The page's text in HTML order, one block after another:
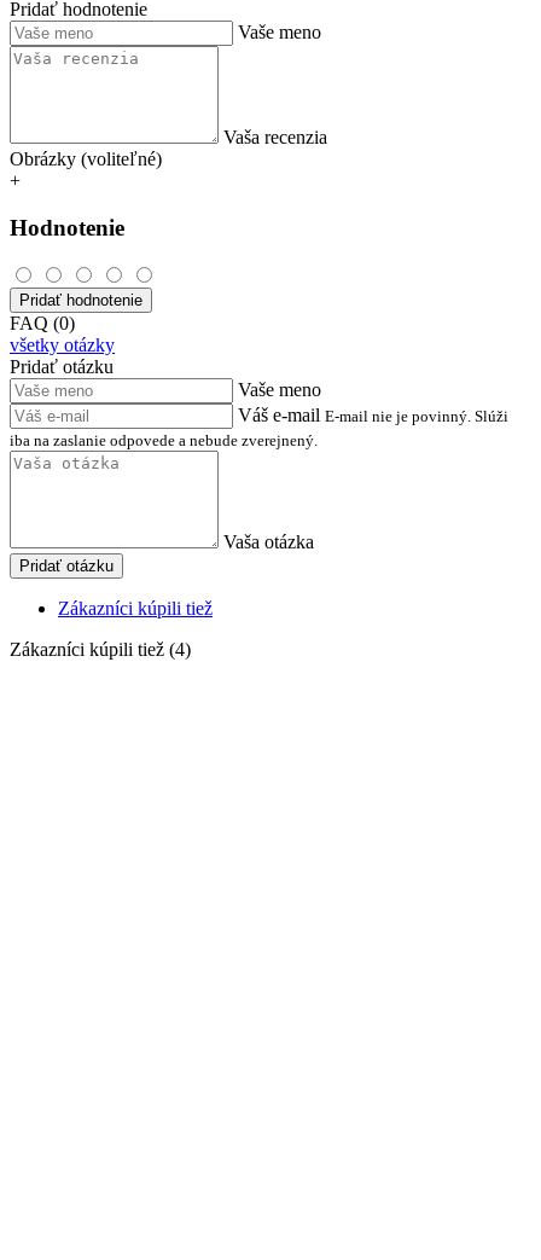
Pridať hodnotenie
Vaše meno
Vaša recenzia
Obrázky (voliteľné)
+
Hodnotenie
Pridať hodnotenie
FAQ (0)
všetky otázky
Pridať otázku
Vaše meno
Váš e-mail E-mail nie je povinný. Slúži
iba na zaslanie odpovede a nebude zverejnený.
Vaša otázka
Pridať otázku
Zákazníci kúpili tiež
Zákazníci kúpili tiež (4)